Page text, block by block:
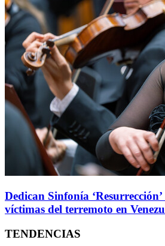
Dedican Sinfonía
víctimas del terremoto en
TENDENCIAS